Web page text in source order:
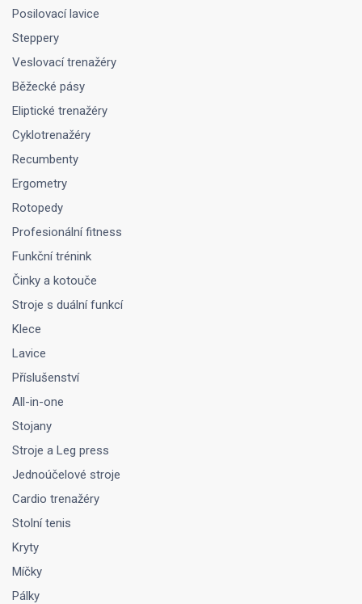
Posilovací lavice
Steppery
Veslovací trenažéry
Běžecké pásy
Eliptické trenažéry
Cyklotrenažéry
Recumbenty
Ergometry
Rotopedy
Profesionální fitness
Funkční trénink
Činky a kotouče
Stroje s duální funkcí
Klece
Lavice
Příslušenství
All-in-one
Stojany
Stroje a Leg press
Jednoúčelové stroje
Cardio trenažéry
Stolní tenis
Kryty
Míčky
Pálky